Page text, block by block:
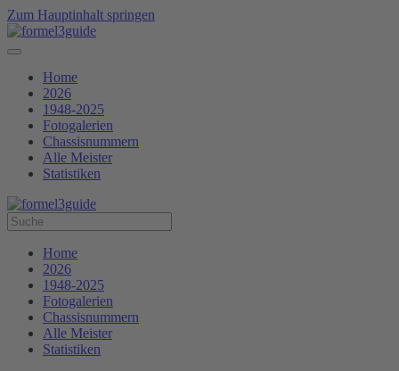
Zum Hauptinhalt springen
Home
2026
1948-2025
Fotogalerien
Chassisnummern
Alle Meister
Statistiken
Home
2026
1948-2025
Fotogalerien
Chassisnummern
Alle Meister
Statistiken